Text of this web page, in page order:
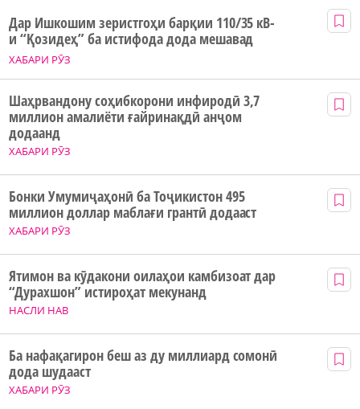
ХАБАРИ РӮЗ
Дар Ишкошим зеристгоҳи барқии 110/35 кВ-
и “Қозидеҳ” ба истифода дода мешавад
ХАБАРИ РӮЗ
Шаҳрвандону соҳибкорони инфиродӣ 3,7
миллион амалиёти ғайринақдӣ анҷом
додаанд
ХАБАРИ РӮЗ
Бонки Умумиҷаҳонӣ ба Тоҷикистон 495
миллион доллар маблағи грантӣ додааст
НАСЛИ НАВ
Ятимон ва кӯдакони оилаҳои камбизоат дар
“Дурахшон” истироҳат мекунанд
ХАБАРИ РӮЗ
Ба нафақагирон беш аз ду миллиард сомонӣ
дода шудааст